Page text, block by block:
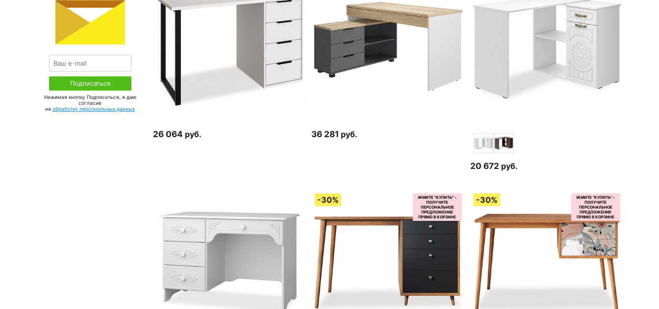
Нажимая кнопку Подписаться, я даю
соглаcие
на обработку персональных данных
26 064 руб. 36 281 руб.
20 672 руб.